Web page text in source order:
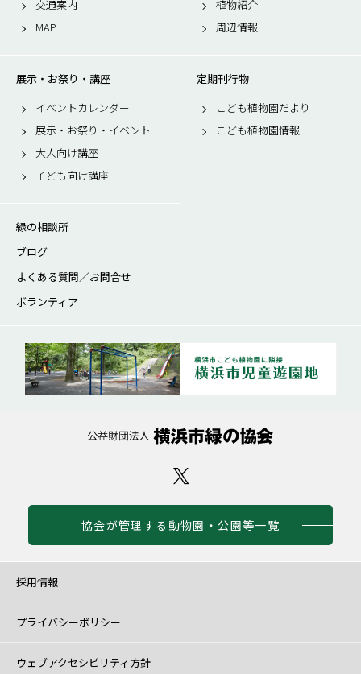
交通案内
MAP
植物紹介
周辺情報
展示・お祭り・講座
イベントカレンダー
展示・お祭り・イベント
大人向け講座
子ども向け講座
定期刊行物
こども植物園だより
こども植物園情報
緑の相談所
ブログ
よくある質問／お問合せ
ボランティア
協会が管理する動物園・公園等一覧
採用情報
プライバシーポリシー
ウェブアクセシビリティ方針